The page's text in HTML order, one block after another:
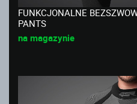
FUNKCJONALNE
PANTS
na magazynie